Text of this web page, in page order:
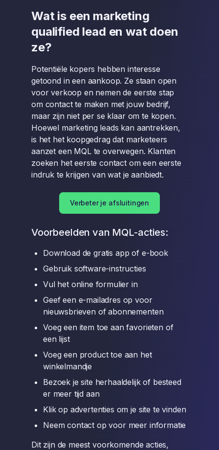
Wat is een marketing
qualified lead en wat doen
ze?
Potentiële kopers hebben interesse
getoond in een aankoop. Ze staan open
voor verkoop en nemen de eerste stap
om contact te maken met jouw bedrijf,
maar zijn niet per se klaar om te kopen.
Hoewel marketing leads kan aantrekken,
is het het koopgedrag dat marketeers
aanzet een MQL te overwegen. Klanten
zoeken het eerste contact om een eerste
indruk te krijgen van wat je aanbiedt.
Verbeter je afsluitingen
Voorbeelden van MQL-acties:
Download de gratis app of e-book
Gebruik software-instructies
Vul het online formulier in
Geef een e-mailadres op voor
nieuwsbrieven of abonnementen
Voeg een item toe aan favorieten of
een lijst
Voeg een product toe aan het
winkelmandje
Bezoek je site herhaaldelijk of besteed
er meer tijd aan
Klik op advertenties om je site te vinden
Neem contact op voor meer informatie
Dit zijn de meest voorkomende acties,